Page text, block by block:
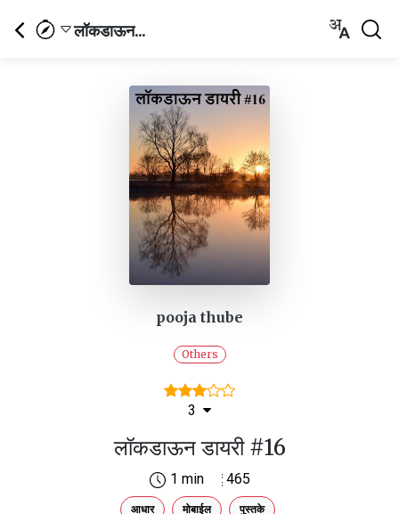
लॉकडाऊन...
pooja thube
Others
3
लॉकडाऊन डायरी #16
1 min 465
आधार मोबाईल पुस्तके